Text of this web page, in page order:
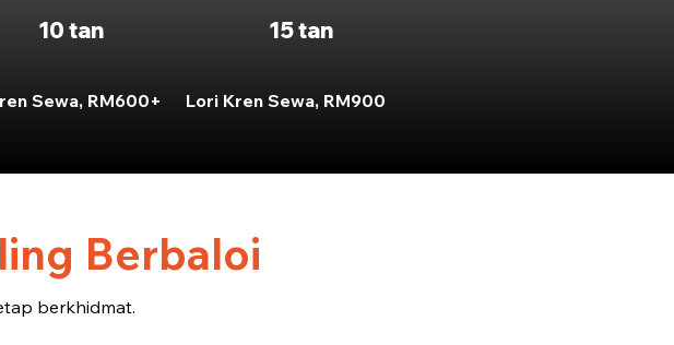
10 tan
Sewa, RM600+
15 tan
Lori Kren Sewa, RM900
Berbaloi
berkhidmat.